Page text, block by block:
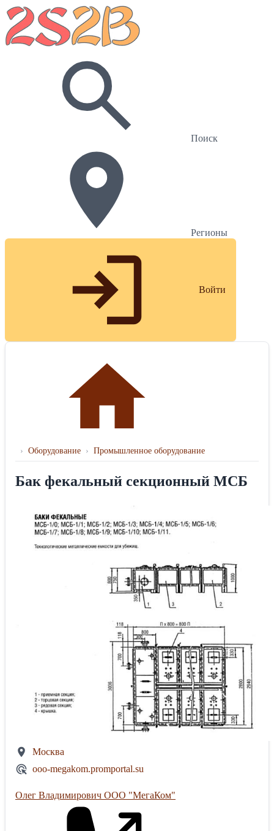
Поиск
Регионы
Войти
› Оборудование › Промышленное оборудование
Бак фекальный секционный МСБ
Москва
ooo-megakom.promportal.su
Олег Владимирович ООО "МегаКом"